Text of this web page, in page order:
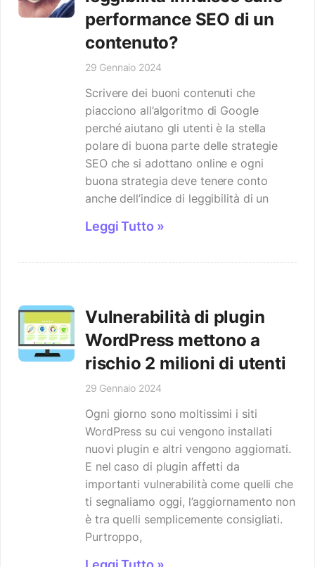
performance SEO di un
contenuto?
29 Gennaio 2024
Scrivere dei buoni contenuti che
piacciono all’algoritmo di Google
perché aiutano gli utenti è la stella
polare di buona parte delle strategie
SEO che si adottano online e ogni
buona strategia deve tenere conto
anche dell’indice di leggibilità di un
Leggi Tutto »
Vulnerabilità di plugin
WordPress mettono a
rischio 2 milioni di utenti
29 Gennaio 2024
Ogni giorno sono moltissimi i siti
WordPress su cui vengono installati
nuovi plugin e altri vengono aggiornati.
E nel caso di plugin affetti da
importanti vulnerabilità come quelli che
ti segnaliamo oggi, l’aggiornamento non
è tra quelli semplicemente consigliati.
Purtroppo,